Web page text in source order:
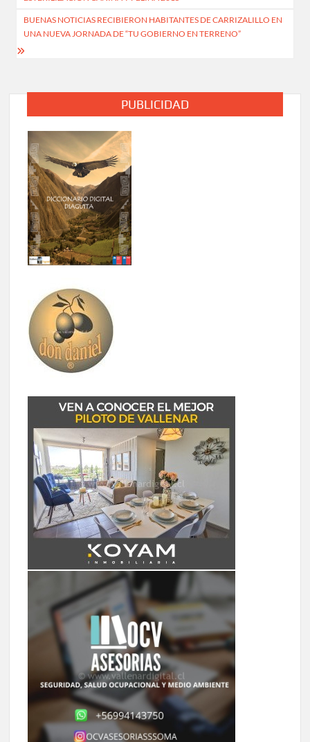
entradas
BUENAS NOTICIAS RECIBIERON HABITANTES DE CARRIZALILLO EN
UNA NUEVA JORNADA DE “TU GOBIERNO EN TERRENO”
PUBLICIDAD